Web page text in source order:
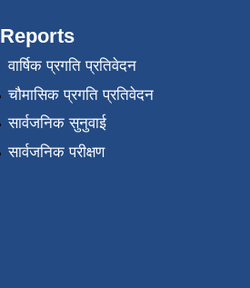
Reports
वार्षिक प्रगति प्रतिवेदन
चौमासिक प्रगति प्रतिवेदन
सार्वजनिक सुनुवाई
सार्वजनिक परीक्षण